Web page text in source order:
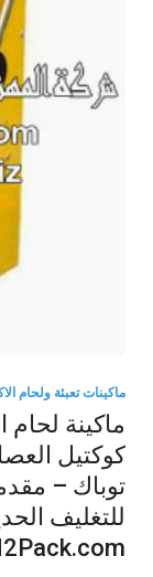
ماكينات تعبئة ولحام
ماكينة لحام
توباك –
للتغليف